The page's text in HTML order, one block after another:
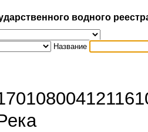
водного
Название